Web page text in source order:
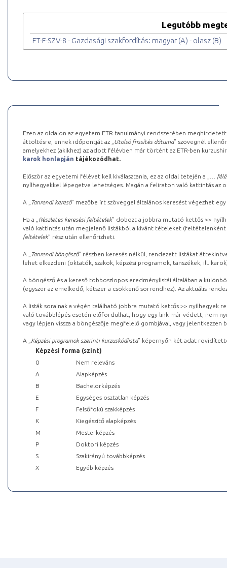
Legutóbb
FT-F-SZV-8 - Gazdasági szakfordítás: magyar (A) - olasz (B)
Ezen az oldalon az egyetem ETR tanulmányi rendszerében
áttöltésre, ennek időpontját az „ Utolsó frissítés dátuma” szövegnél
amelyekhez (akikhez) az adott félévben már történt az ETR-ben
karok honlapján tájékozódhat.
Először az egyetemi félévet kell kiválasztania, ez az oldal tetején a „
…
nyílhegyekkel lépegetve lehetséges. Magán a feliraton való kattintás az
A „ Tanrendi kereső” mezőbe írt szöveggel általános keresést végezhet
Ha a „ Részletes keresési feltételek” dobozt a jobbra mutató kettős >>
való kattintás után megjelenő listákból a kívánt tételeket (feltételenként
feltételek” rész után ellenőrizheti.
A „ Tanrendi böngésző” részben keresés nélkül, rendezett listákat
lehet elkezdeni (oktatók, szakok, képzési programok, tanszékek, ill.
A böngésző és a kereső többoszlopos eredménylistái általában a
(egyszer az emelkedő, kétszer a csökkenő sorrendhez). Az aktuális
A listák sorainak a végén található jobbra mutató kettős >> nyílhegyek
való továbblépés esetén előfordulhat, hogy egy link már védett, nem
vagy lépjen vissza a böngészője megfelelő gombjával, vagy
A „ Képzési programok szerinti kurzuskódlista” képernyőn két adat
Képzési forma (szint)
0
Nem releváns
A
Alapképzés
B
Bachelorképzés
E
Egységes osztatlan képzés
F
Felsőfokú szakképzés
K
Kiegészítő alapképzés
M
Mesterképzés
P
Doktori képzés
S
Szakirányú továbbképzés
X
Egyéb képzés